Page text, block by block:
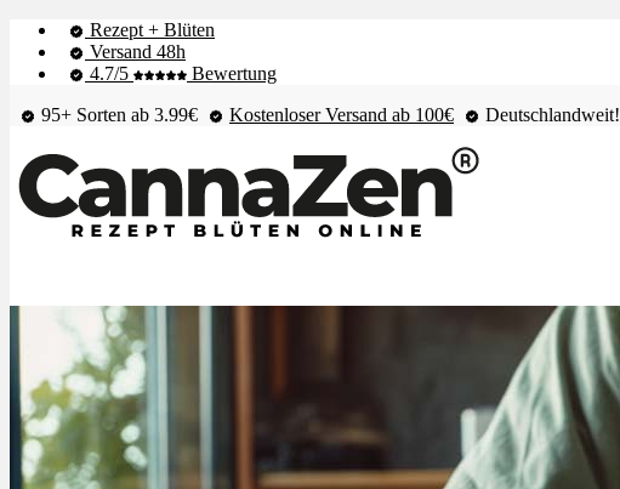
Rezept + Blüten
Versand 48h
4.7/5
Bewertung
95+ Sorten ab 3.99€
Kostenloser Versand ab 100€ Deutschlandweit!
Shop & Live-Bestand
Blüten
Extrakte